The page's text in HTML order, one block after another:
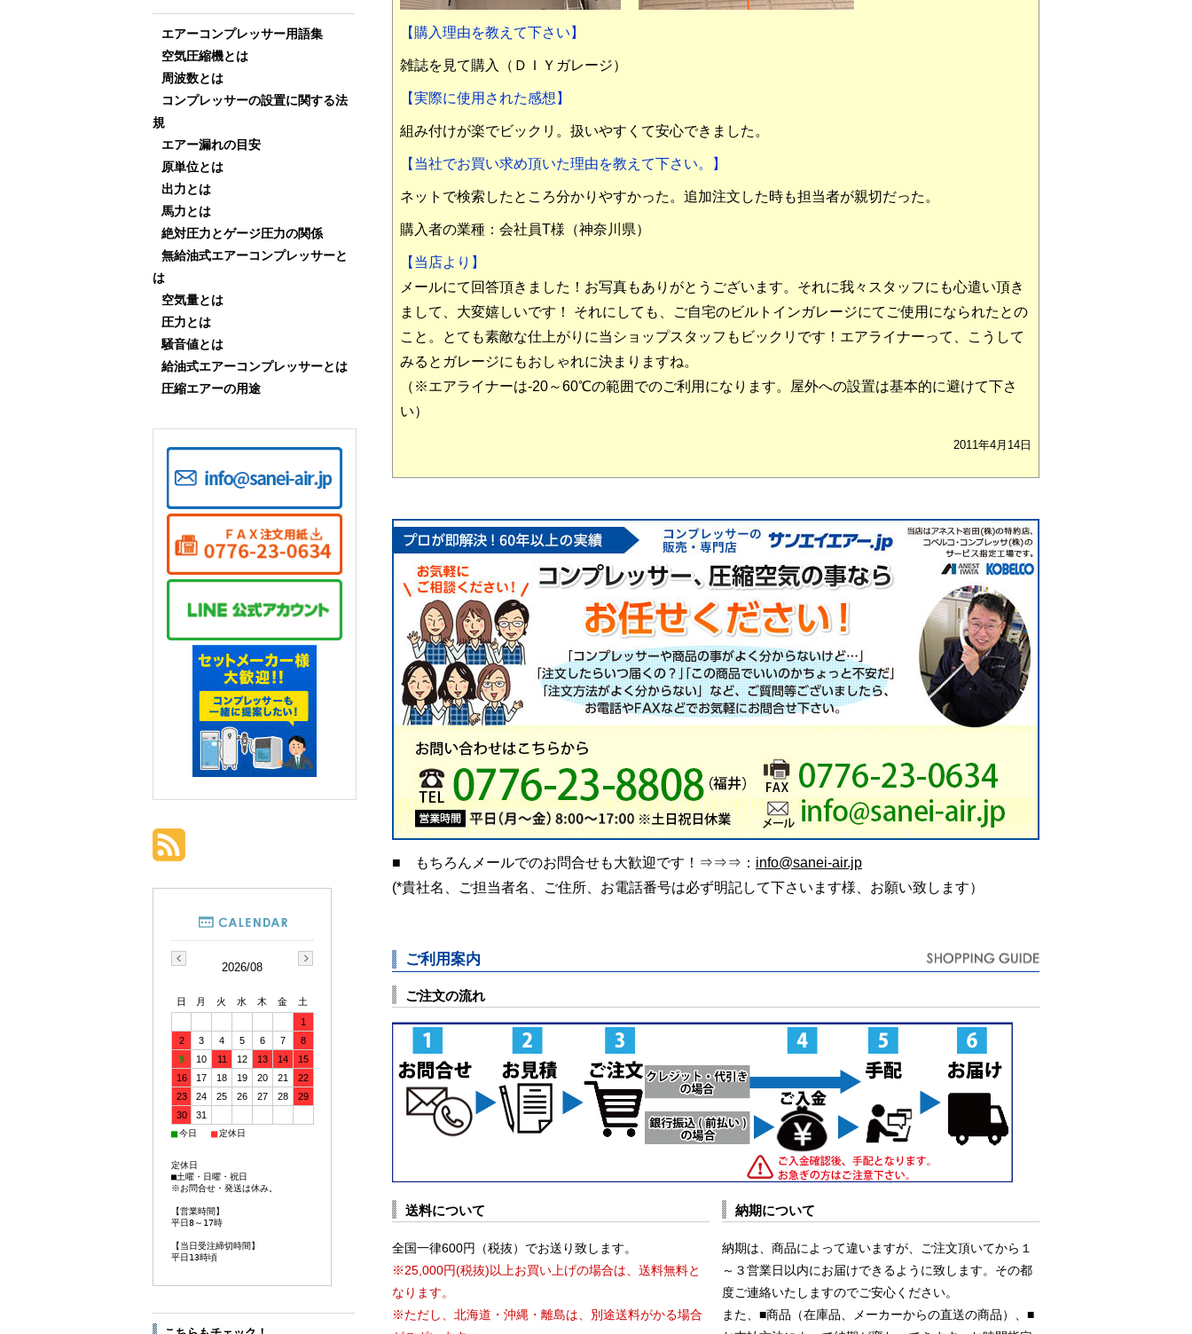
【購入理由を教えて下さい】
雑誌を見て購入（ＤＩＹガレージ）
【実際に使用された感想】
組み付けが楽でビックリ。扱いやすくて安心できました。
【当社でお買い求め頂いた理由を教えて下さい。】
ネットで検索したところ分かりやすかった。追加注文した時も担当者が親切だった。
購入者の業種：会社員T様（神奈川県）
【当店より】
メールにて回答頂きました！お写真もありがとうございます。それに我々スタッフにも心遣い頂き
まして、大変嬉しいです！ それにしても、ご自宅のビルトインガレージにてご使用になられたとの
こと。とても素敵な仕上がりに当ショップスタッフもビックリです！エアライナーって、こうして
みるとガレージにもおしゃれに決まりますね。
（※エアライナーは-20～60℃の範囲でのご利用になります。屋外への設置は基本的に避けて下さ
い）
2011年4月14日
■ もちろんメールでのお問合せも大歓迎です！⇒⇒⇒： info@sanei-air.jp
(*貴社名、ご担当者名、ご住所、お電話番号は必ず明記して下さいます様、お願い致します）
ご利用案内
ご注文の流れ
送料について
全国一律600円（税抜）でお送り致します。
※25,000円(税抜)以上お買い上げの場合は、送料無料と
なります。
※ただし、北海道・沖縄・離島は、別途送料がかる場合
納期について
納期は、商品によって違いますが、ご注文頂いてから１
～３営業日以内にお届けできるように致します。その都
度ご連絡いたしますのでご安心ください。
また、■商品（在庫品、メーカーからの直送の商品）、■
エアーコンプレッサー用語集
空気圧縮機とは
周波数とは
コンプレッサーの設置に関する法
規
エアー漏れの目安
原単位とは
出力とは
馬力とは
絶対圧力とゲージ圧力の関係
無給油式エアーコンプレッサーと
は
空気量とは
圧力とは
騒音値とは
給油式エアーコンプレッサーとは
圧縮エアーの用途
2026/08
日 月 火 水 木 金
土
1
2
3 4 5 6 7
8
9
10 11 12 13 14
15
16
17 18 19 20 21
22
23
24 25 26 27 28
29
30
31
■今日 ■定休日
定休日
■土曜・日曜・祝日
※お問合せ・発送は休み。
【営業時間】
平日8～17時
【当日受注締切時間】
平日13時頃